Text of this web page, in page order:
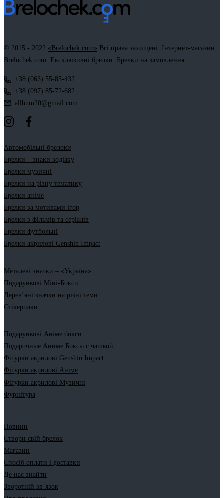
© 2015 - 2022 «Brelochek.com» Всі права захищені. Інтернет-магазин
Brelochek.com. Ексклюзивні брелки. Брелки на замовлення.
+38 (063) 55-85-432
+38 (097) 85-72-682
allbum20@gmail.com
Автомобільні брелоки
Брелки – знаки зодіаку
Брелки музичні
Брелки на різну тематику
Брелки аніме
Брелки за мотивами ігор
Брелки з фільмів та серіалів
Брелки футбольні
Брелки акрилові Genshin Impact
Металеві значки – «Україна»
Подарункові Міні-Бокси
Дерев’яні значки на різні теми
Стікерпаки
Подарункові Аніме бокси
Подарочные Аниме Боксы с чашкой
Фігурки акрилові Genshin Impact
Фігурки акрилові Аніме
Фігурки акрилові Музичні
Фурнітура
Новини
Створи свій брелок
Магазин
Спосіб оплати і доставки
Де нас знайти
Зворотній зв’язок